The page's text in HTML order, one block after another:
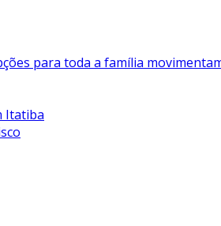
para toda a família
Itatiba